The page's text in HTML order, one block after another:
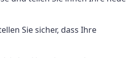
Sie sicher, dass Ihre